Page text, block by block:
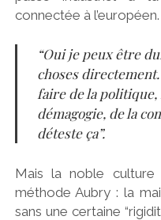
connectée à l’européen.
“Oui je peux être
choses
faire de la
démagogie, de la
déteste ça”.
Mais la noble culture
méthode Aubry : la
sans une certaine